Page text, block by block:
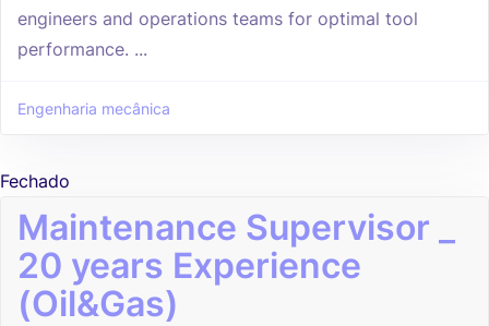
engineers and operations teams for optimal tool
performance. ...
Engenharia mecânica
Fechado
Maintenance Supervisor _
20 years Experience
(Oil&Gas)